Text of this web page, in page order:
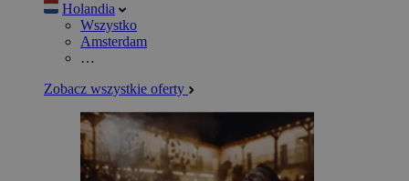
Holandia
Wszystko
Amsterdam
…
Zobacz wszystkie oferty